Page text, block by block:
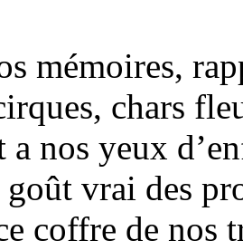
mémoires,
chars
a nos yeux
vrai des
coffre de nos